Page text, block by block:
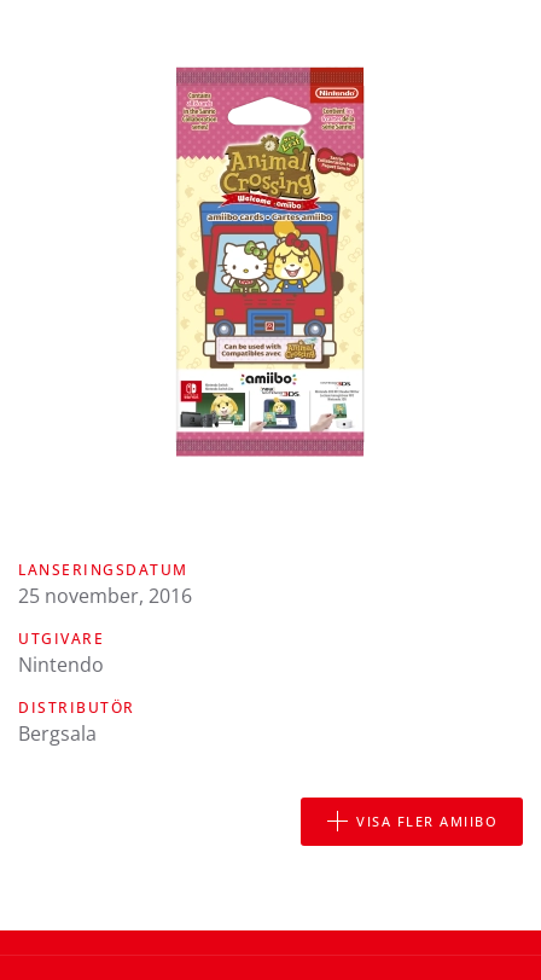
LANSERINGSDATUM
25 november, 2016
UTGIVARE
Nintendo
DISTRIBUTÖR
Bergsala
VISA FLER AMIIBO